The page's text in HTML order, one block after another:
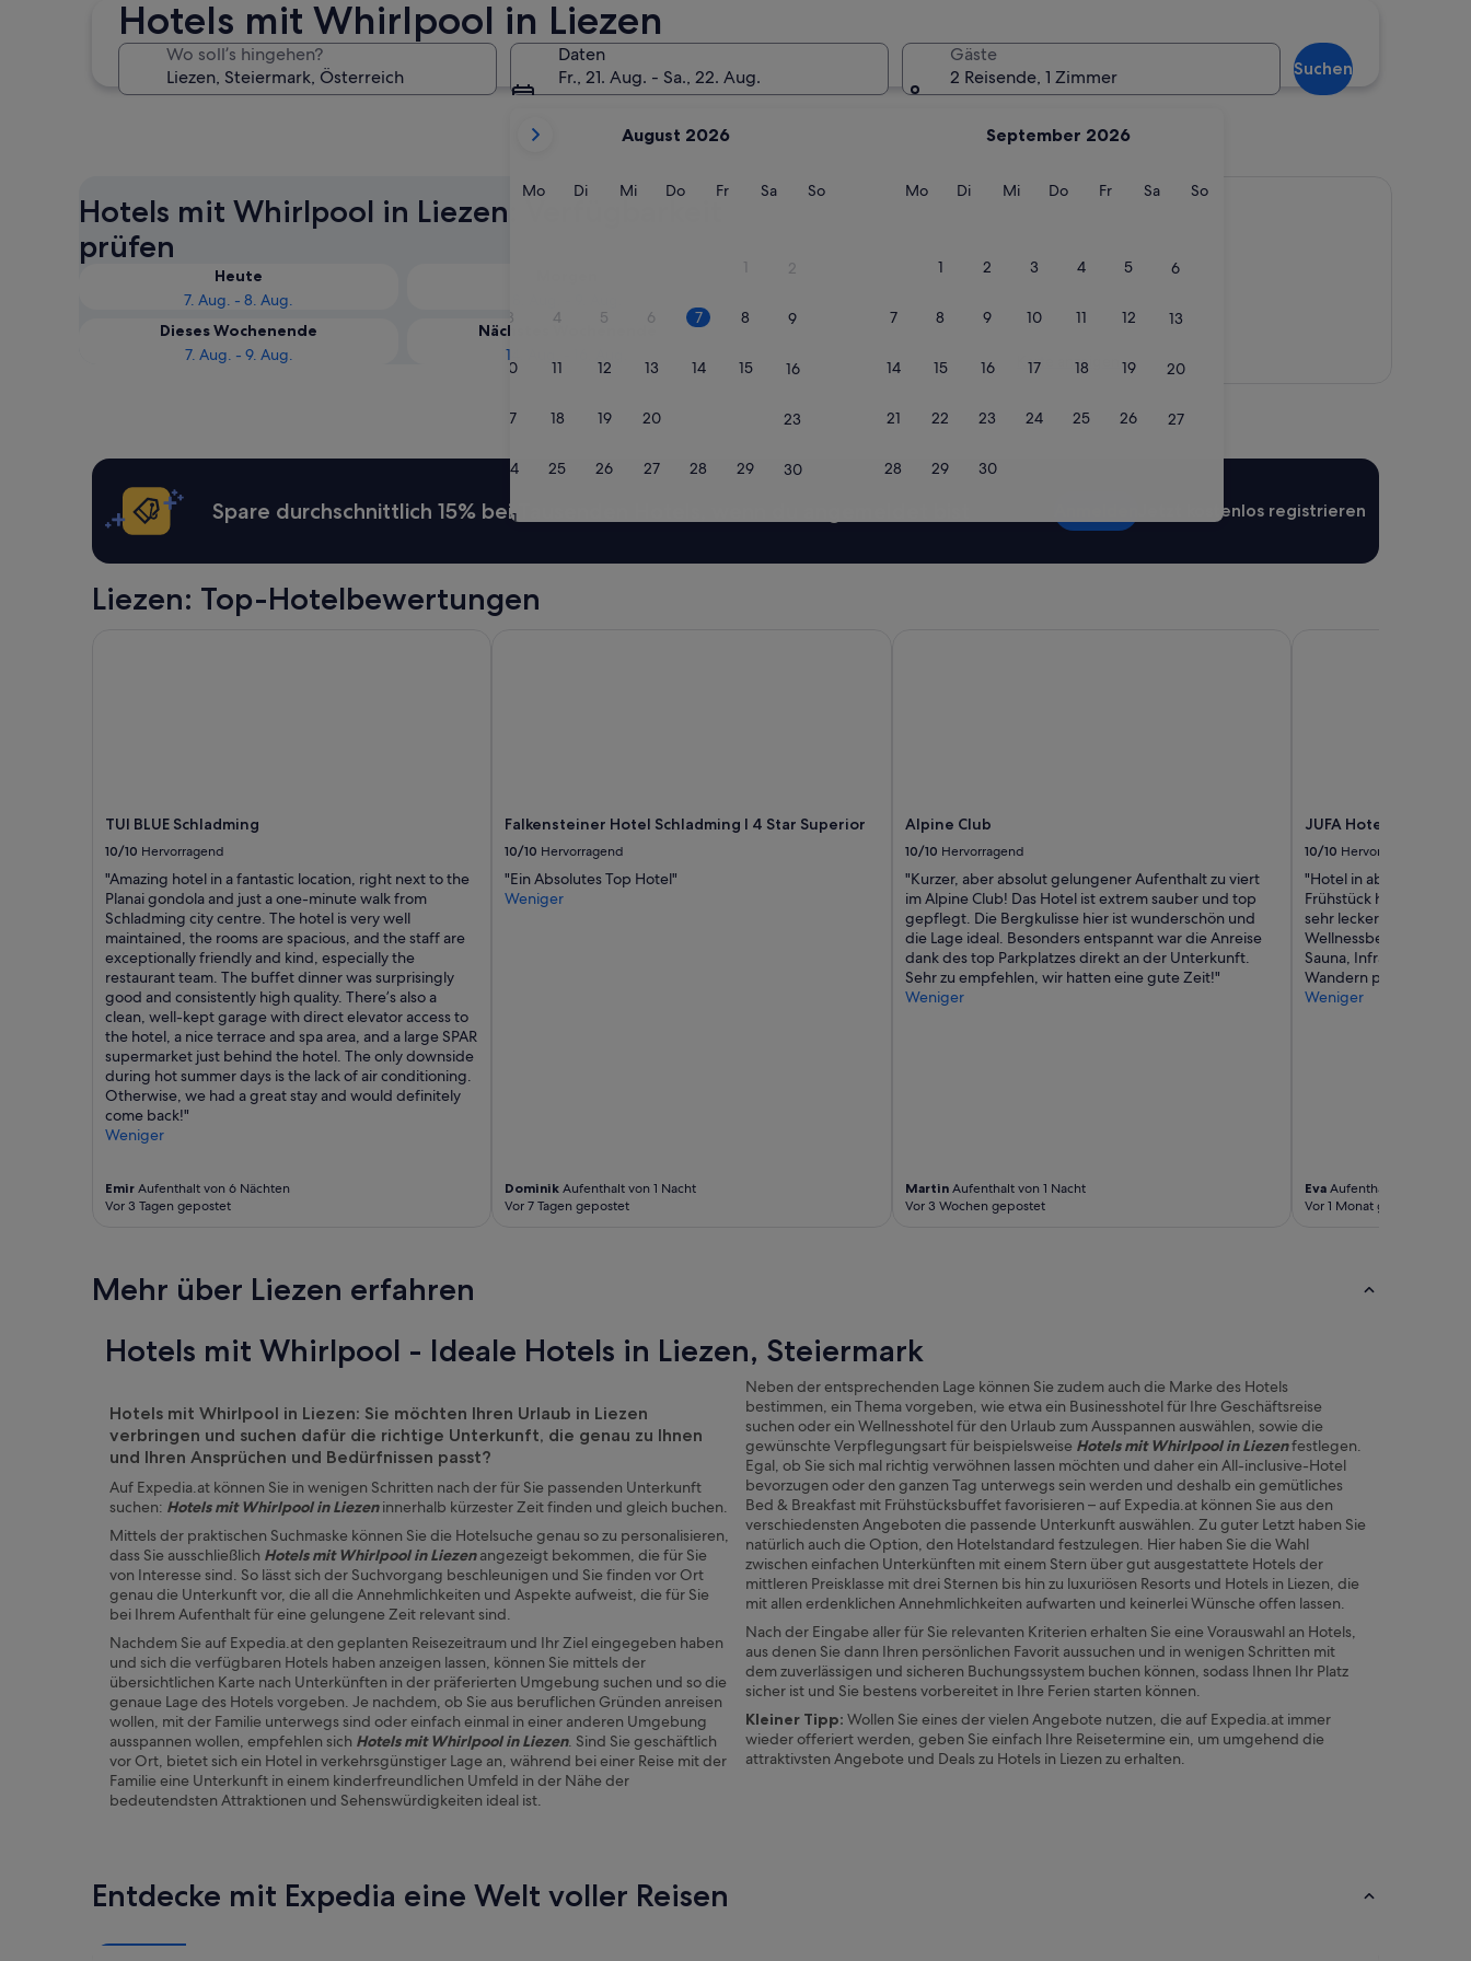
Hotels mit Whirlpool in Liezen
Wo soll’s hingehen?
Daten
Fr., 21. Aug. - Sa., 22. Aug.
werden
Monate
angezeigt.
August 2026
MoMontag
DiDienstag
MiMittwoch
DoDonnerstag
FrFreitag
SaSamstag
SoSonntag
1 2
3 4 5 6 7 8 9
10 11 12 13 14 15 16
17 18 19 20 23
24 25 26 27 28 29 30
31
September 2026
MoMontag
DiDienstag
MiMittwoch
DoDonnerstag
FrFreitag
SaSamstag
SoSonntag
1 2 3 4 5 6
7 8 9 10 11 12 13
14 15 16 17 18 19 20
21 22 23 24 25 26 27
28 29 30
Gäste
2 Reisende, 1 Zimmer
Suchen
Hotels mit Whirlpool in Liezen: Verfügbarkeit
prüfen
Heute
7. Aug. - 8. Aug.
Dieses Wochenende
7. Aug. - 9. Aug.
Nächstes Wochenende
14. Aug. - 16. Aug.
Karte anzeigen
Spare durchschnittlich 15% bei Tausenden Hotels, wenn du angemeldet bist Jetzt kostenlos registrieren
Liezen: Top-Hotelbewertungen
TUI BLUE Schladming
10/10 Hervorragend
"Amazing hotel in a fantastic location, right next to the
Planai gondola and just a one-minute walk from
Schladming city centre. The hotel is very well
maintained, the rooms are spacious, and the staff are
exceptionally friendly and kind, especially the
restaurant team. The buffet dinner was surprisingly
good and consistently high quality. There’s also a
clean, well-kept garage with direct elevator access to
the hotel, a nice terrace and spa area, and a large SPAR
supermarket just behind the hotel. The only downside
during hot summer days is the lack of air conditioning.
Otherwise, we had a great stay and would definitely
come back!"
Weniger
Emir Aufenthalt von 6 Nächten
Vor 3 Tagen gepostet
Falkensteiner Hotel Schladming l 4 Star Superior
10/10 Hervorragend
"Ein Absolutes Top Hotel"
Weniger
Dominik Aufenthalt von 1 Nacht
Vor 7 Tagen gepostet
Alpine Club
10/10 Hervorragend
"Kurzer, aber absolut gelungener Aufenthalt zu viert
im Alpine Club! Das Hotel ist extrem sauber und top
gepflegt. Die Bergkulisse hier ist wunderschön und
die Lage ideal. Besonders entspannt war die Anreise
dank des top Parkplatzes direkt an der Unterkunft.
Sehr zu empfehlen, wir hatten eine gute Zeit!"
Weniger
MartinAufenthalt von 1 Nacht
Vor 3 Wochen gepostet
JUFA Hotel Altaussee
10/10 Hervorragend
"Hotel in absolute
Frühstück
sehr lecker! Zimmer
Wellnessbereich auch
Sauna, Infrarotkabine.
Wandern perfekt!"
Weniger
EvaAufenthalt von 2
Vor 1 Monat gepostet
Mehr über Liezen erfahren
Hotels mit Whirlpool - Ideale Hotels in Liezen, Steiermark
Hotels mit Whirlpool in Liezen: Sie möchten Ihren Urlaub in Liezen
verbringen und suchen dafür die richtige Unterkunft, die genau zu Ihnen
und Ihren Ansprüchen und Bedürfnissen passt?
Auf Expedia.at können Sie in wenigen Schritten nach der für Sie passenden Unterkunft
suchen: Hotels mit Whirlpool in Liezeninnerhalb kürzester Zeit finden und gleich buchen.
Mittels der praktischen Suchmaske können Sie die Hotelsuche genau so zu personalisieren,
dass Sie ausschließlich Hotels mit Whirlpool in Liezenangezeigt bekommen, die für Sie
von Interesse sind. So lässt sich der Suchvorgang beschleunigen und Sie finden vor Ort
genau die Unterkunft vor, die all die Annehmlichkeiten und Aspekte aufweist, die für Sie
bei Ihrem Aufenthalt für eine gelungene Zeit relevant sind.
Nachdem Sie auf Expedia.at den geplanten Reisezeitraum und Ihr Ziel eingegeben haben
und sich die verfügbaren Hotels haben anzeigen lassen, können Sie mittels der
übersichtlichen Karte nach Unterkünften in der präferierten Umgebung suchen und so die
genaue Lage des Hotels vorgeben. Je nachdem, ob Sie aus beruflichen Gründen anreisen
wollen, mit der Familie unterwegs sind oder einfach einmal in einer anderen Umgebung
ausspannen wollen, empfehlen sich Hotels mit Whirlpool in Liezen. Sind Sie geschäftlich
vor Ort, bietet sich ein Hotel in verkehrsgünstiger Lage an, während bei einer Reise mit der
Familie eine Unterkunft in einem kinderfreundlichen Umfeld in der Nähe der
bedeutendsten Attraktionen und Sehenswürdigkeiten ideal ist.
Neben der entsprechenden Lage können Sie zudem auch die Marke des Hotels
bestimmen, ein Thema vorgeben, wie etwa ein Businesshotel für Ihre Geschäftsreise
suchen oder ein Wellnesshotel für den Urlaub zum Ausspannen auswählen, sowie die
gewünschte Verpflegungsart für beispielsweise Hotels mit Whirlpool in Liezenfestlegen.
Egal, ob Sie sich mal richtig verwöhnen lassen möchten und daher ein All-inclusive-Hotel
bevorzugen oder den ganzen Tag unterwegs sein werden und deshalb ein gemütliches
Bed & Breakfast mit Frühstücksbuffet favorisieren – auf Expedia.at können Sie aus den
verschiedensten Angeboten die passende Unterkunft auswählen. Zu guter Letzt haben Sie
natürlich auch die Option, den Hotelstandard festzulegen. Hier haben Sie die Wahl
zwischen einfachen Unterkünften mit einem Stern über gut ausgestattete Hotels der
mittleren Preisklasse mit drei Sternen bis hin zu luxuriösen Resorts und Hotels in Liezen, die
mit allen erdenklichen Annehmlichkeiten aufwarten und keinerlei Wünsche offen lassen.
Nach der Eingabe aller für Sie relevanten Kriterien erhalten Sie eine Vorauswahl an Hotels,
aus denen Sie dann Ihren persönlichen Favorit aussuchen und in wenigen Schritten mit
dem zuverlässigen und sicheren Buchungssystem buchen können, sodass Ihnen Ihr Platz
sicher ist und Sie bestens vorbereitet in Ihre Ferien starten können.
Kleiner Tipp: Wollen Sie eines der vielen Angebote nutzen, die auf Expedia.at immer
wieder offeriert werden, geben Sie einfach Ihre Reisetermine ein, um umgehend die
attraktivsten Angebote und Deals zu Hotels in Liezen zu erhalten.
Entdecke mit Expedia eine Welt voller Reisen